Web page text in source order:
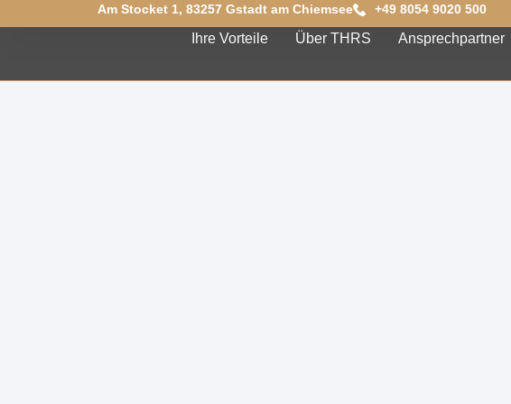
Am Stocket 1, 83257 Gstadt am Chiemsee +49 8054 9020 500
Ihre Vorteile Über THRS Ansprechpartner